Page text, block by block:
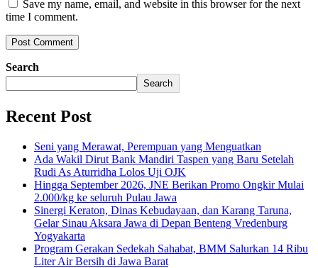
Save my name, email, and website in this browser for the next
time I comment.
Search
Search
Recent Post
Seni yang Merawat, Perempuan yang Menguatkan
Ada Wakil Dirut Bank Mandiri Taspen yang Baru Setelah
Rudi As Aturridha Lolos Uji OJK
Hingga September 2026, JNE Berikan Promo Ongkir Mulai
2.000/kg ke seluruh Pulau Jawa
Sinergi Keraton, Dinas Kebudayaan, dan Karang Taruna,
Gelar Sinau Aksara Jawa di Depan Benteng Vredenburg
Yogyakarta
Program Gerakan Sedekah Sahabat, BMM Salurkan 14 Ribu
Liter Air Bersih di Jawa Barat